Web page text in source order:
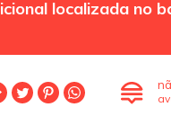
localizada no